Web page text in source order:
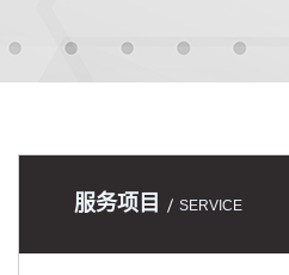
服务项目 SERVICE